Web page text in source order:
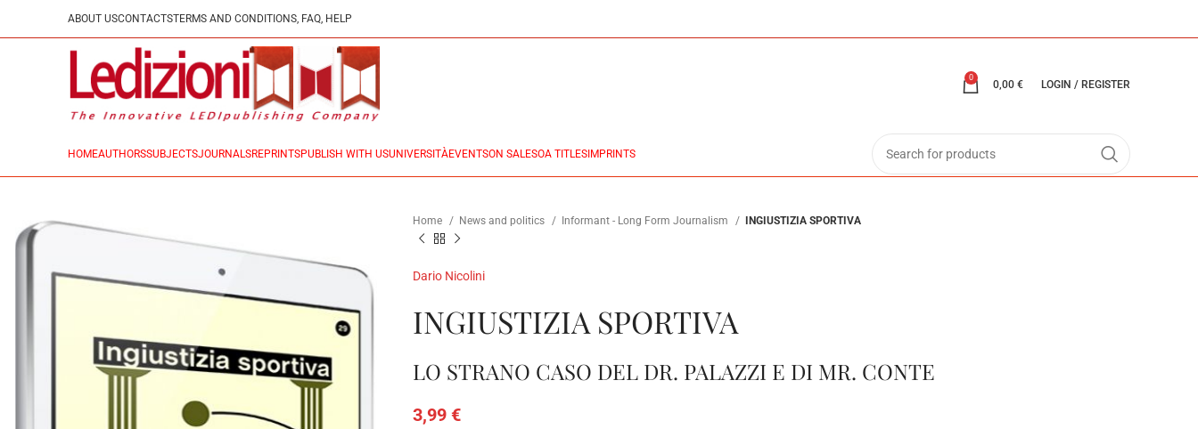
ABOUT USCONTACTSTERMS AND CONDITIONS, FAQ, HELP
0
0,00 € LOGIN / REGISTER
HOMEAUTHORSSUBJECTSJOURNALSREPRINTSPUBLISH WITH USUNIVERSITÀEVENTSON SALESOA TITLES IMPRINTS
Home News and politics Informant - Long Form Journalism INGIUSTIZIA SPORTIVA
Dario Nicolini
INGIUSTIZIA SPORTIVA
LO STRANO CASO DEL DR. PALAZZI E DI MR. CONTE
3,99 €